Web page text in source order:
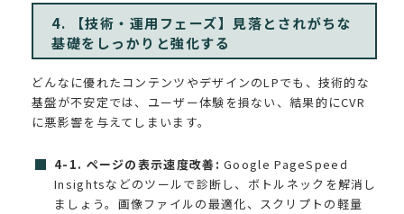
4. 【技術・運用フェーズ】見落とされがちな
基礎をしっかりと強化する
どんなに優れたコンテンツやデザインのLPでも、技術的な
基盤が不安定では、ユーザー体験を損ない、結果的にCVR
に悪影響を与えてしまいます。
4-1. ページの表示速度改善: Google PageSpeed
Insightsなどのツールで診断し、ボトルネックを解消し
ましょう。画像ファイルの最適化、スクリプトの軽量